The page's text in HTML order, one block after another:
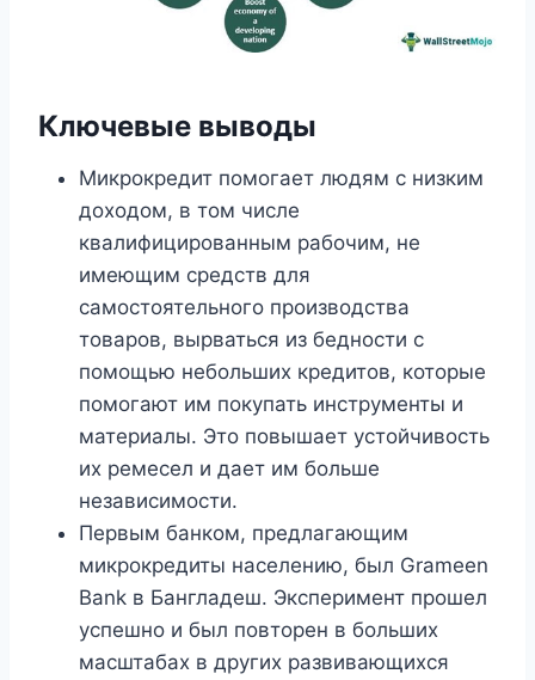
Ключевые выводы
Микрокредит помогает людям с низким
доходом, в том числе
квалифицированным рабочим, не
имеющим средств для
самостоятельного производства
товаров, вырваться из бедности с
помощью небольших кредитов, которые
помогают им покупать инструменты и
материалы. Это повышает устойчивость
их ремесел и дает им больше
независимости.
Первым банком, предлагающим
микрокредиты населению, был Grameen
Bank в Бангладеш. Эксперимент прошел
успешно и был повторен в больших
масштабах в других развивающихся